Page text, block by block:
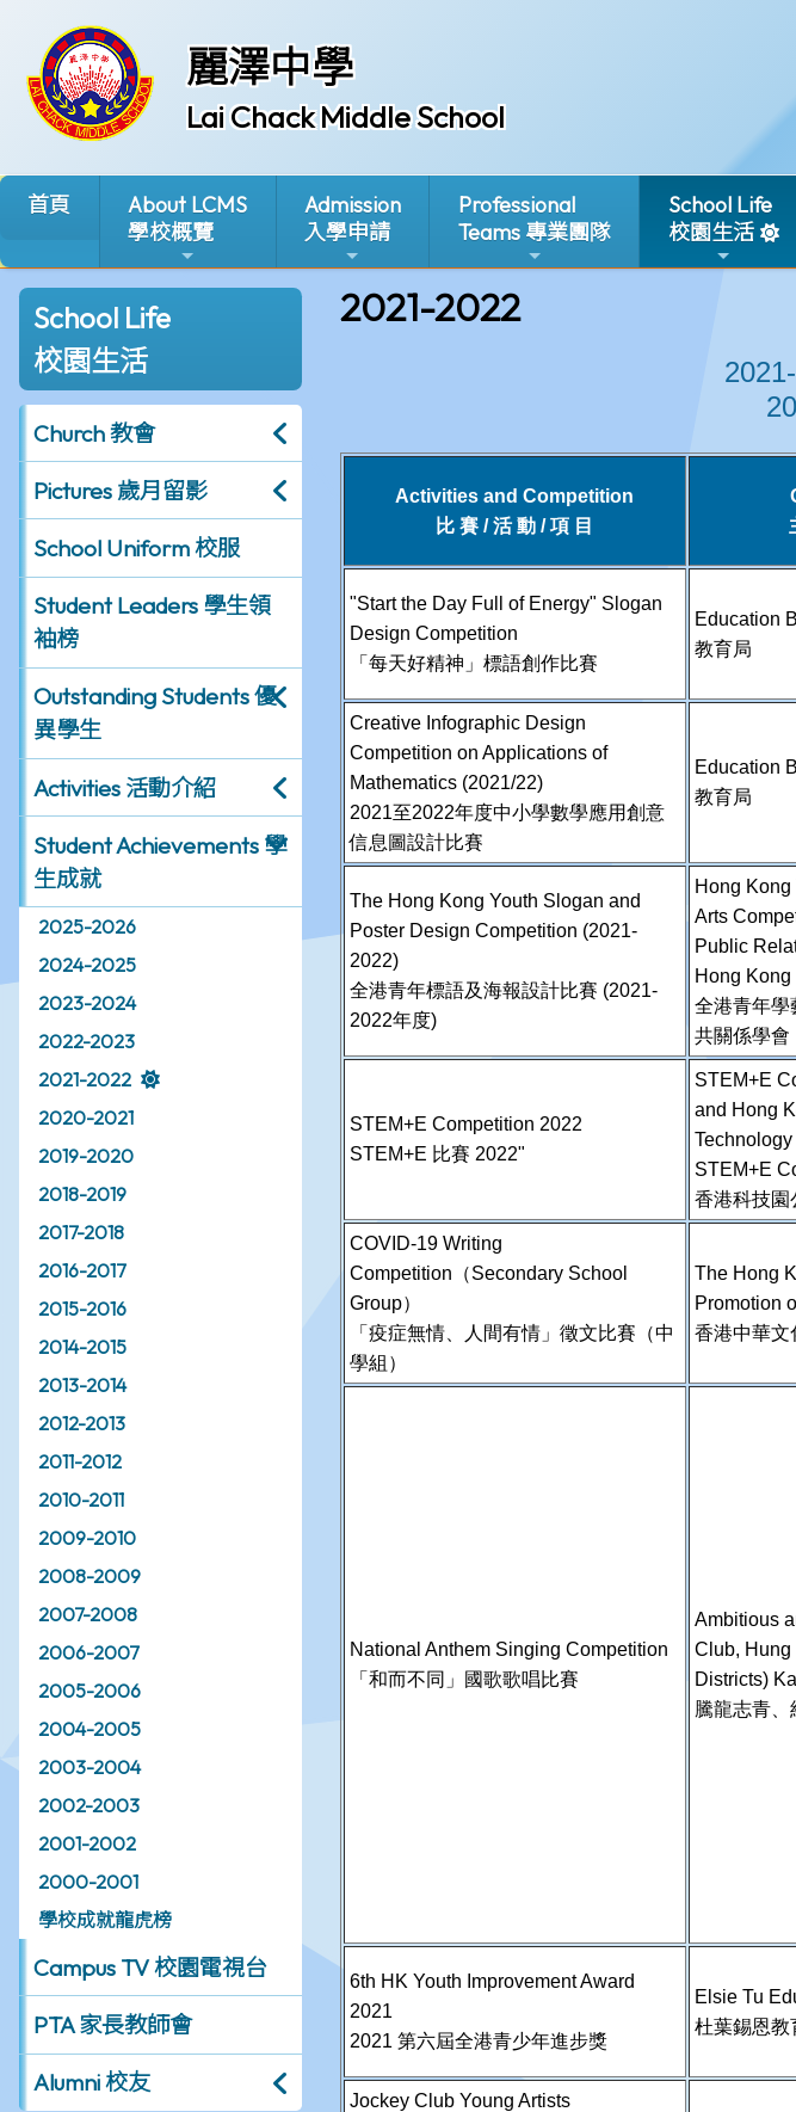
麗澤中學
Lai Chack Middle School
首頁
About LCMS
學校概覽
Admission
入學申請
Professional
Teams 專業團隊
School Life
校園生活
School Life
校園生活
Church 教會
Pictures 歲月留影
School Uniform 校服
Student Leaders 學生領
袖榜
Outstanding Students 優
異學生
Activities 活動介紹
Student Achievements 學
生成就
2025-2026
2024-2025
2023-2024
2022-2023
2021-2022
2020-2021
2019-2020
2018-2019
2017-2018
2016-2017
2015-2016
2014-2015
2013-2014
2012-2013
2011-2012
2010-2011
2009-2010
2008-2009
2007-2008
2006-2007
2005-2006
2004-2005
2003-2004
2002-2003
2001-2002
2000-2001
學校成就龍虎榜
Campus TV 校園電視台
PTA 家長教師會
Alumni 校友
2021-2022
Activities and Competition
比 賽 / 活 動 / 項 目
"Start the Day Full of Energy" Slogan
Design Competition
「每天好精神」標語創作比賽
Education
教育局
Creative Infographic Design
Competition on Applications of
Mathematics (2021/22)
2021至2022年度中小學數學應用創意
信息圖設計比賽
Education
教育局
The Hong Kong Youth Slogan and
Poster Design Competition (2021-
2022)
全港青年標語及海報設計比賽 (2021-
2022年度)
Hong Kong
Arts
Public
Hong Kong
全港青年學
共關係學會
STEM+E Competition 2022
STEM+E 比賽 2022"
STEM+E
and Hong
STEM+E
香港科技園
COVID-19 Writing
Competition（Secondary School
Group）
「疫症無情、人間有情」徵文比賽（中
學組）
The Hong
Promotion
香港中華文
National Anthem Singing Competition
「和而不同」國歌歌唱比賽
Ambitious
Club, Hung
Districts)
騰龍志青、
6th HK Youth Improvement Award
2021
2021 第六屆全港青少年進步獎
Elsie Tu
杜葉錫恩教
Jockey Club Young Artists